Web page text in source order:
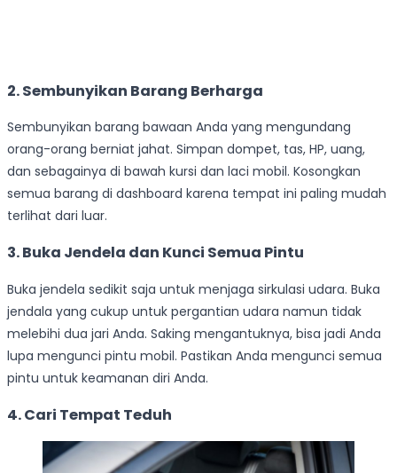
2. Sembunyikan Barang Berharga
Sembunyikan barang bawaan Anda yang mengundang
orang-orang berniat jahat. Simpan dompet, tas, HP, uang,
dan sebagainya di bawah kursi dan laci mobil. Kosongkan
semua barang di dashboard karena tempat ini paling mudah
terlihat dari luar.
3. Buka Jendela dan Kunci Semua Pintu
Buka jendela sedikit saja untuk menjaga sirkulasi udara. Buka
jendala yang cukup untuk pergantian udara namun tidak
melebihi dua jari Anda. Saking mengantuknya, bisa jadi Anda
lupa mengunci pintu mobil. Pastikan Anda mengunci semua
pintu untuk keamanan diri Anda.
4. Cari Tempat Teduh